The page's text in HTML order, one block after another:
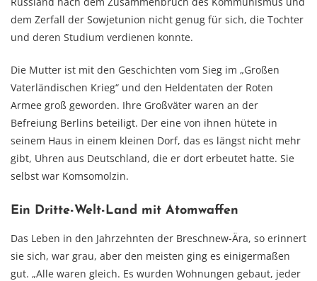
dem Zerfall der Sowjetunion nicht genug für sich, die Tochter
und deren Studium verdienen konnte.
Die Mutter ist mit den Geschichten vom Sieg im „Großen
Vaterländischen Krieg“ und den Heldentaten der Roten
Armee groß geworden. Ihre Großväter waren an der
Befreiung Berlins beteiligt. Der eine von ihnen hütete in
seinem Haus in einem kleinen Dorf, das es längst nicht mehr
gibt, Uhren aus Deutschland, die er dort erbeutet hatte. Sie
selbst war Komsomolzin.
Ein Dritte-Welt-Land mit Atomwaffen
Das Leben in den Jahrzehnten der Breschnew-Ära, so erinnert
sie sich, war grau, aber den meisten ging es einigermaßen
gut. „Alle waren gleich. Es wurden Wohnungen gebaut, jeder